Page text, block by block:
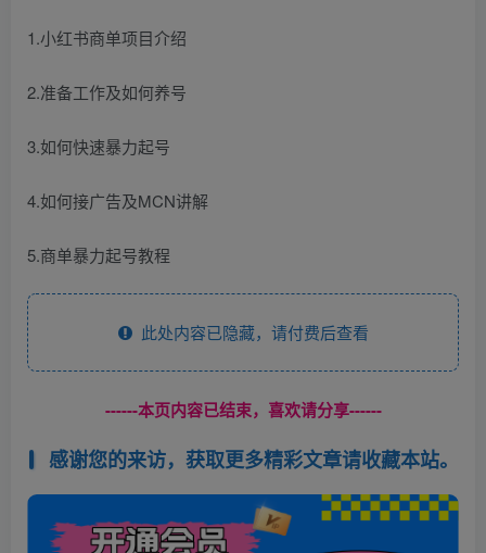
1.小红书商单项目介绍
2.准备工作及如何养号
3.如何快速暴力起号
4.如何接广告及MCN讲解
5.商单暴力起号教程
此处内容已隐藏，请付费后查看
------本页内容已结束，喜欢请分享------
感谢您的来访，获取更多精彩文章请收藏本站。